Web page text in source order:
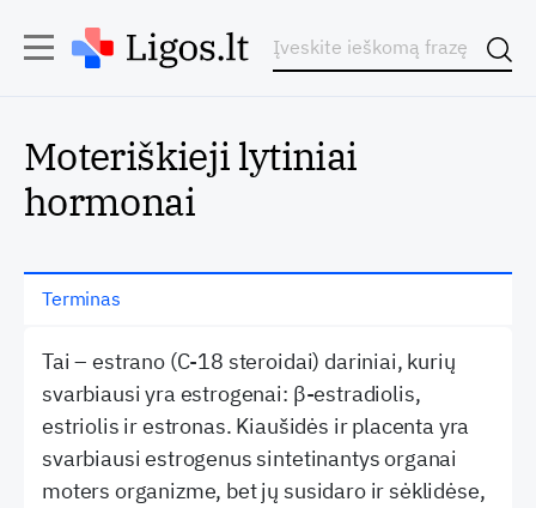
Moteriškieji lytiniai
hormonai
Terminas
Tai – estrano (C-18 steroidai) dariniai, kurių
svarbiausi yra estrogenai: β-estradiolis,
estriolis ir estronas. Kiaušidės ir placenta yra
svarbiausi estrogenus sintetinantys organai
moters organizme, bet jų susidaro ir sėklidėse,